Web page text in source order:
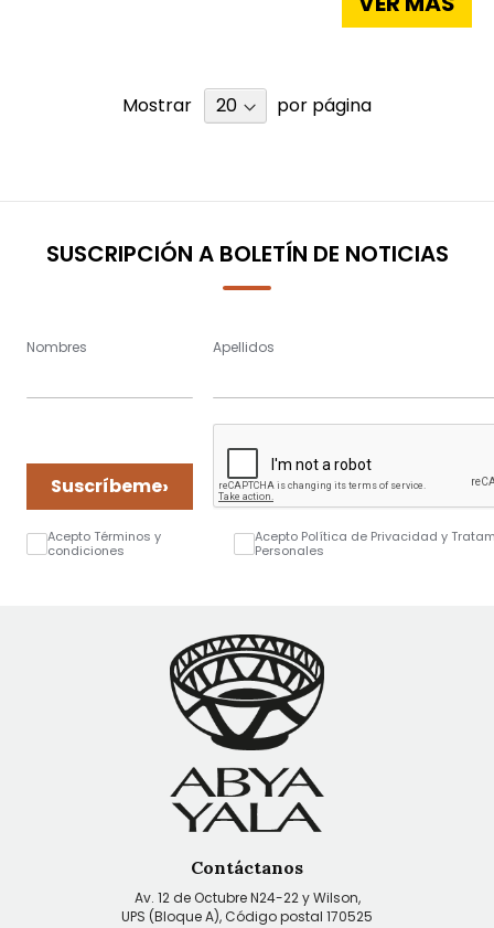
Mostrar por página
SUSCRIPCIÓN A BOLETÍN DE NOTICIAS
Nombres Apellidos
Suscríbeme›
Acepto Términos y
condiciones
Acepto Política de Privacidad y
Personales
Contáctanos
Av. 12 de Octubre N24-22 y Wilson,
UPS (Bloque A), Código postal 170525